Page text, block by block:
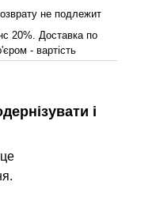
не подлежит
20%. Доставка по
- вартість
і